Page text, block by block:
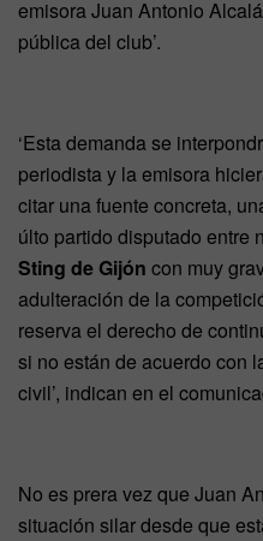
emisora Juan Antonio
pública del club’.
‘Esta demanda se
periodista y la emisora
citar una fuente concreta,
últo partido disputado entre
Sting de Gijón con muy
adulteración de la
reserva el derecho de
si no están de acuerdo con
civil’, indican en el
No es prera vez que Juan
situación silar desde que